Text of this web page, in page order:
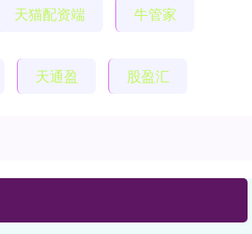
天猫配资端 牛管家
天通盈 股盈汇